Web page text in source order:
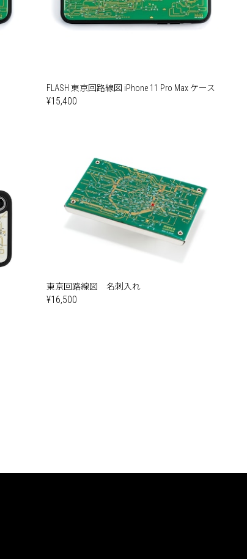
FLASH 東京回路線図 iPhone 11 Pro Max ケース
¥15,400
東京回路線図 名刺入れ
¥16,500